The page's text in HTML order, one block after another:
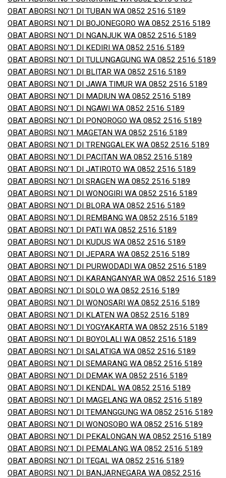
OBAT ABORSI NO’1 DI TUBAN WA 0852 2516 5189
OBAT ABORSI NO’1 DI BOJONEGORO WA 0852 2516 5189
OBAT ABORSI NO’1 DI NGANJUK WA 0852 2516 5189
OBAT ABORSI NO’1 DI KEDIRI WA 0852 2516 5189
OBAT ABORSI NO’1 DI TULUNGAGUNG WA 0852 2516 5189
OBAT ABORSI NO’1 DI BLITAR WA 0852 2516 5189
OBAT ABORSI NO’1 DI JAWA TIMUR WA 0852 2516 5189
OBAT ABORSI NO’1 DI MADIUN WA 0852 2516 5189
OBAT ABORSI NO’1 DI NGAWI WA 0852 2516 5189
OBAT ABORSI NO’1 DI PONOROGO WA 0852 2516 5189
OBAT ABORSI NO’1 MAGETAN WA 0852 2516 5189
OBAT ABORSI NO’1 DI TRENGGALEK WA 0852 2516 5189
OBAT ABORSI NO’1 DI PACITAN WA 0852 2516 5189
OBAT ABORSI NO’1 DI JATIROTO WA 0852 2516 5189
OBAT ABORSI NO’1 DI SRAGEN WA 0852 2516 5189
OBAT ABORSI NO’1 DI WONOGIRI WA 0852 2516 5189
OBAT ABORSI NO’1 DI BLORA WA 0852 2516 5189
OBAT ABORSI NO’1 DI REMBANG WA 0852 2516 5189
OBAT ABORSI NO’1 DI PATI WA 0852 2516 5189
OBAT ABORSI NO’1 DI KUDUS WA 0852 2516 5189
OBAT ABORSI NO’1 DI JEPARA WA 0852 2516 5189
OBAT ABORSI NO’1 DI PURWODADI WA 0852 2516 5189
OBAT ABORSI NO’1 DI KARANGANYAR WA 0852 2516 5189
OBAT ABORSI NO’1 DI SOLO WA 0852 2516 5189
OBAT ABORSI NO’1 DI WONOSARI WA 0852 2516 5189
OBAT ABORSI NO’1 DI KLATEN WA 0852 2516 5189
OBAT ABORSI NO’1 DI YOGYAKARTA WA 0852 2516 5189
OBAT ABORSI NO’1 DI BOYOLALI WA 0852 2516 5189
OBAT ABORSI NO’1 DI SALATIGA WA 0852 2516 5189
OBAT ABORSI NO’1 DI SEMARANG WA 0852 2516 5189
OBAT ABORSI NO’1 DI DEMAK WA 0852 2516 5189
OBAT ABORSI NO’1 DI KENDAL WA 0852 2516 5189
OBAT ABORSI NO’1 DI MAGELANG WA 0852 2516 5189
OBAT ABORSI NO’1 DI TEMANGGUNG WA 0852 2516 5189
OBAT ABORSI NO’1 DI WONOSOBO WA 0852 2516 5189
OBAT ABORSI NO’1 DI PEKALONGAN WA 0852 2516 5189
OBAT ABORSI NO’1 DI PEMALANG WA 0852 2516 5189
OBAT ABORSI NO’1 DI TEGAL WA 0852 2516 5189
OBAT ABORSI NO’1 DI BANJARNEGARA WA 0852 2516